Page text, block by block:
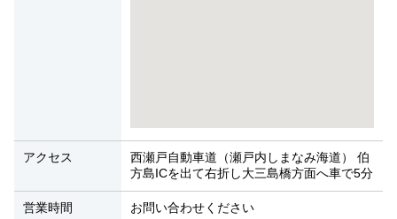
アクセス
西瀬戸自動車道（瀬戸内しまなみ海道） 伯
方島ICを出て右折し大三島橋方面へ車で5分
営業時間 お問い合わせください